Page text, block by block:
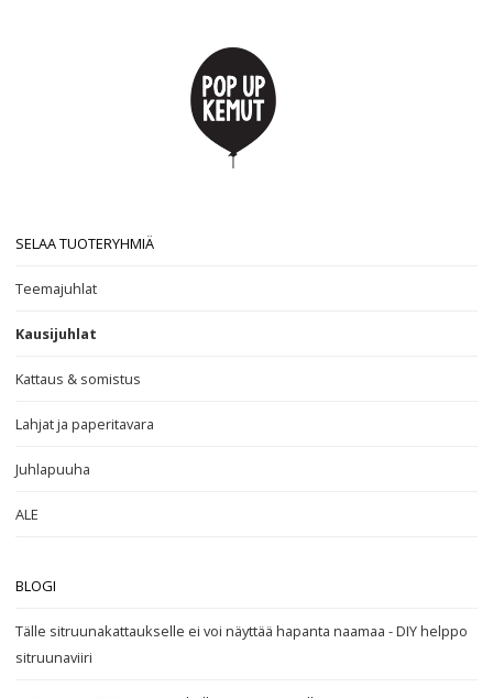
SELAA TUOTERYHMIÄ
Teemajuhlat
Kausijuhlat
Kattaus & somistus
Lahjat ja paperitavara
Juhlapuuha
ALE
BLOGI
Tälle sitruunakattaukselle ei voi näyttää hapanta naamaa - DIY helppo
sitruunaviiri